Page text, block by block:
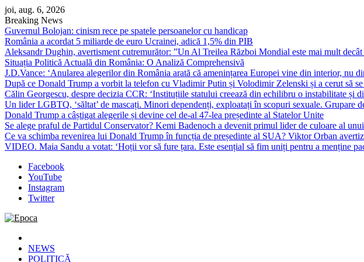
Skip
to
content
joi, aug. 6, 2026
Breaking News
Guvernul Bolojan: cinism rece pe spatele persoanelor cu handicap
România a acordat 5 miliarde de euro Ucrainei, adică 1,5% din PIB
Aleksandr Dughin, avertisment cutremurător: ”Un Al Treilea Război Mondial este mai mult
Situația Politică Actuală din România: O Analiză Comprehensivă
J.D.Vance: ‘Anularea alegerilor din România arată că amenințarea Europei vine din interior, nu
După ce Donald Trump a vorbit la telefon cu Vladimir Putin și Volodimir Zelenski și a cerut să
Călin Georgescu, despre decizia CCR: ‘Instituțiile statului creează din echilibru o instabilitate și
Un lider LGBTQ, ‘săltat’ de mascați. Minori dependenți, exploatați în scopuri sexuale. Grupare
Donald Trump a câștigat alegerile și devine cel de-al 47-lea președinte al Statelor Unite
Se alege praful de Partidul Conservator? Kemi Badenoch a devenit primul lider de culoare al
Ce va schimba revenirea lui Donald Trump în funcția de președinte al SUA? Viktor Orban
VIDEO. Maia Sandu a votat: ‘Hoții vor să fure țara. Este esențial să fim uniți pentru a menține
Facebook
YouTube
Instagram
Twitter
Epoca
Cele mai noi știri online din România
NEWS
POLITICĂ